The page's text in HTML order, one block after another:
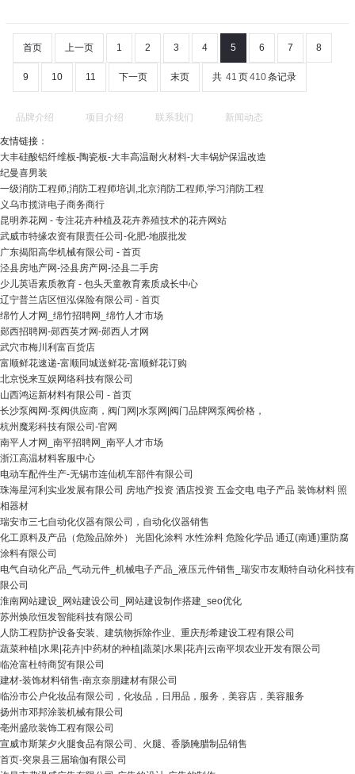
首页 上一页 1 2 3 4 5 6 7 8
9 10 11 下一页 末页 共 41 页410条记录
品牌介绍 项目介绍 联系我们 新闻动态
友情链接：
大丰硅酸铝纤维板-陶瓷板-大丰高温耐火材料-大丰锅炉保温改造
纪曼喜男装
一级消防工程师,消防工程师培训,北京消防工程师,学习消防工程
义乌市揽浒电子商务商行
昆明养花网 - 专注花卉种植及花卉养殖技术的花卉网站
武威市特缘农资有限责任公司-化肥-地膜批发
广东揭阳高华机械有限公司 - 首页
泾县房地产网-泾县房产网-泾县二手房
少儿英语素质教育 - 包头天童教育素质成长中心
辽宁普兰店区恒泓保险有限公司 - 首页
绵竹人才网_绵竹招聘网_绵竹人才市场
郧西招聘网-郧西英才网-郧西人才网
武穴市梅川利富百货店
富顺鲜花速递-富顺同城送鲜花-富顺鲜花订购
北京悦来互娱网络科技有限公司
山西鸿运新材料有限公司 - 首页
长沙泵阀网-泵阀供应商，阀门网|水泵网|阀门品牌网泵阀价格，
杭州魔彩科技有限公司-官网
南平人才网_南平招聘网_南平人才市场
浙江高温材料客服中心
电动车配件生产-无锡市连仙机车部件有限公司
珠海星河利实业发展有限公司 房地产投资 酒店投资 五金交电 电子产品 装饰材料 照
相器材
瑞安市三七自动化仪器有限公司，自动化仪器销售
化工原料及产品（危险品除外） 光固化涂料 水性涂料 危险化学品 通辽(南通)重防腐
涂料有限公司
电气自动化产品_气动元件_机械电子产品_液压元件销售_瑞安市友顺特自动化科技有
限公司
淮南网站建设_网站建设公司_网站建设制作搭建_seo优化
苏州焕欣恒发智能科技有限公司
人防工程防护设备安装、建筑物拆除作业、重庆彤希建设工程有限公司
蔬菜种植|水果|花卉|中药材的种植|蔬菜|水果|花卉|云南平坝农业开发有限公司
临沧富杜特商贸有限公司
建材-装饰材料销售-南京奈朋建材有限公司
临汾市公户化妆品有限公司，化妆品，日用品，服务，美容店，美容服务
扬州市邓邦涂装机械有限公司
亳州盛欣装饰工程有限公司
宣威市斯莱夕火腿食品有限公司、火腿、香肠腌腊制品销售
首页-突泉县三届瑜伽有限公司